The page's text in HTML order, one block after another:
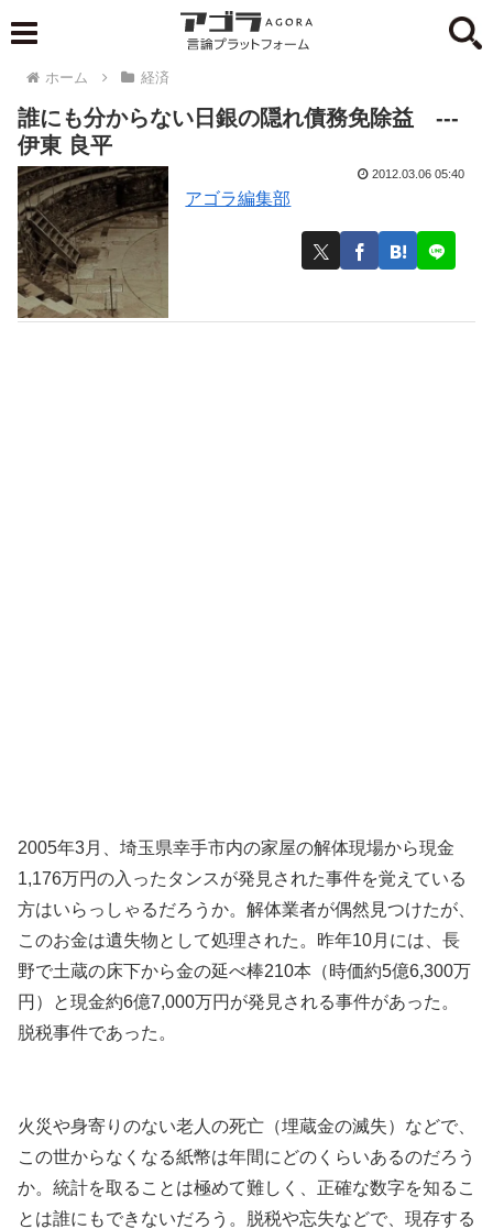
ホーム 経済
誰にも分からない日銀の隠れ債務免除益 ---
伊東 良平
アゴラ編集部
2012.03.06 05:40
2005年3月、埼玉県幸手市内の家屋の解体現場から現金
1,176万円の入ったタンスが発見された事件を覚えている
方はいらっしゃるだろうか。解体業者が偶然見つけたが、
このお金は遺失物として処理された。昨年10月には、長
野で土蔵の床下から金の延べ棒210本（時価約5億6,300万
円）と現金約6億7,000万円が発見される事件があった。
脱税事件であった。
火災や身寄りのない老人の死亡（埋蔵金の滅失）などで、
この世からなくなる紙幣は年間にどのくらいあるのだろう
か。統計を取ることは極めて難しく、正確な数字を知るこ
とは誰にもできないだろう。脱税や忘失などで、現存する